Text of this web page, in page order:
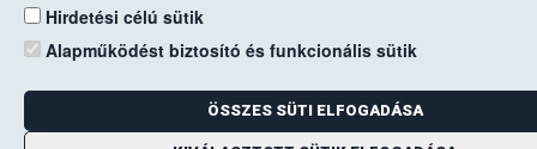
Hirdetési célú sütik
Alapműködést biztosító és funkcionális sütik
ÖSSZES SÜTI ELFOGADÁSA